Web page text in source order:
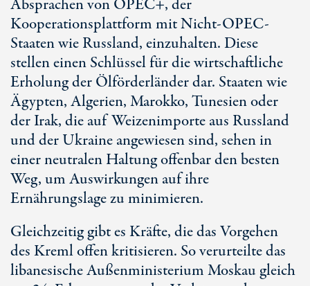
Absprachen von OPEC+, der
Kooperationsplattform mit Nicht-OPEC-
Staaten wie Russland, einzuhalten. Diese
stellen einen Schlüssel für die wirtschaftliche
Erholung der Ölförderländer dar. Staaten wie
Ägypten, Algerien, Marokko, Tunesien oder
der Irak, die auf Weizenimporte aus Russland
und der Ukraine angewiesen sind, sehen in
einer neutralen Haltung offenbar den besten
Weg, um Auswirkungen auf ihre
Ernährungslage zu minimieren.
Gleichzeitig gibt es Kräfte, die das Vorgehen
des Kreml offen kritisieren. So verurteilte das
libanesische Außenministerium Moskau gleich